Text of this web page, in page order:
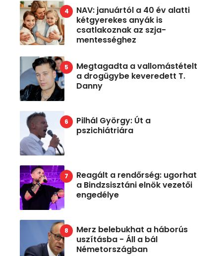
NAV: januártól a 40 év alatti
kétgyerekes anyák is
csatlakoznak az szja-
mentességhez
Megtagadta a vallomástételt
a drogügybe keveredett T.
Danny
Pilhál György: Út a
pszichiátriára
Reagált a rendőrség: ugorhat
a Bindzsisztáni elnök vezetői
engedélye
Merz belebukhat a háborús
uszításba - Áll a bál
Németországban